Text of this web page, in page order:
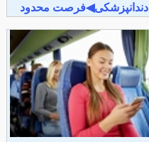
دندانپزشکی◀فرصت محدود